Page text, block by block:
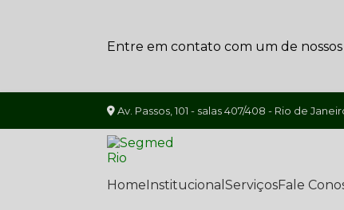
Entre em contato com um de nossos
Av. Passos, 101 - salas 407/408 - Rio de
Home Institucional Serviços Fale